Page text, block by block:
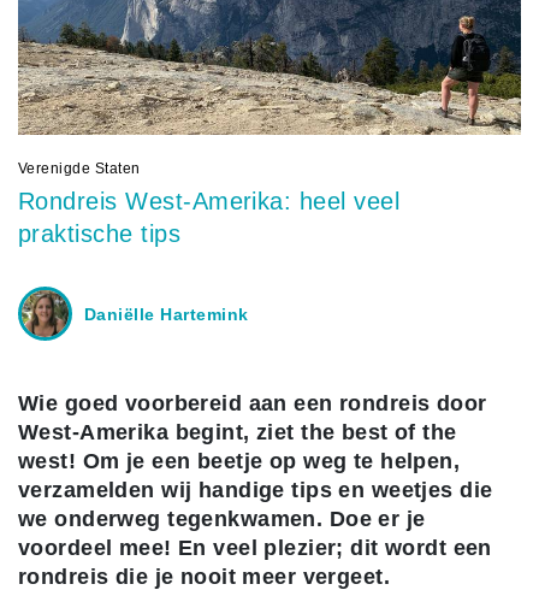
Verenigde Staten
Rondreis West-Amerika: heel veel
praktische tips
Daniëlle Hartemink
Wie goed voorbereid aan een rondreis door
West-Amerika begint, ziet the best of the
west! Om je een beetje op weg te helpen,
verzamelden wij handige tips en weetjes die
we onderweg tegenkwamen. Doe er je
voordeel mee! En veel plezier; dit wordt een
rondreis die je nooit meer vergeet.